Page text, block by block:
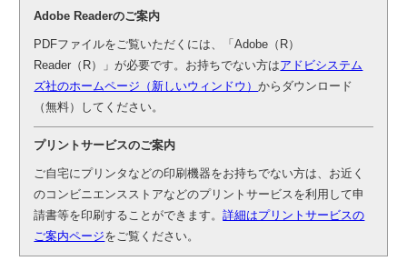
Adobe Readerのご案内
PDFファイルをご覧いただくには、「Adobe（R）
Reader（R）」が必要です。お持ちでない方はアドビシステム
ズ社のホームページ（新しいウィンドウ）からダウンロード
（無料）してください。
プリントサービスのご案内
ご自宅にプリンタなどの印刷機器をお持ちでない方は、お近く
のコンビニエンスストアなどのプリントサービスを利用して申
請書等を印刷することができます。詳細はプリントサービスの
ご案内ページをご覧ください。